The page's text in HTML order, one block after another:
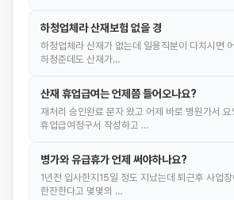
하청업체라 산재보험 없을 경
하청업체라 산재가 없는데 일용직분이 다치시면
하청준데도 산재가…
산재 휴업급여는 언제쯤 들어오나요?
재처리 승인완료 문자 왔고 어제 바로 병원가서 요
휴업급여청구서 작성하고 …
병가와 유급휴가 언제 써야하나요?
1년전 입사한지15일 정도 지났는데 퇴근후 사업장
한잔한다고 몇몇의 …